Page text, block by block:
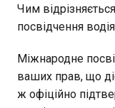
Чим
посвідчення
Міжнародне
ваших прав, що
ж офіційно